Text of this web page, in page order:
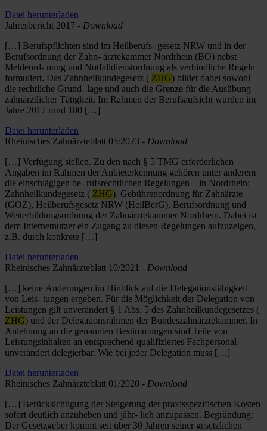
Datei herunterladen
Jahresbericht 2017 - Download
[…] Berufspflichten sind im Heilberufs- gesetz NRW und in der
Berufsordnung der Zahn- ärztekammer Nordrhein (BO) nebst
Meldeord- nung und Notfalldienstordnung als verbindliche Regeln
formuliert. Das Zahnheilkundegesetz ( ZHG) bildet dabei sowohl
die rechtliche Grund- lage und auch die Grenze für die Ausübung
zahnärztlicher Tätigkeit. Im Rahmen der Berufsaufsicht wurden im
Jahre 2017 rund 180 […]
Datei herunterladen
Rheinisches Zahnärzteblatt 05/2023 - Download
[…] Verfügung stellen. Zu den nach § 5 TMG erforderlichen
Angaben im Rahmen der Anbieterkennung gehören unter anderem
die einschlägigen be- rufsrechtlichen Regelungen – in Nordrhein:
Zahnheilkundegesetz ( ZHG), Gebührenordnung für Zahnärzte
(GOZ), Heilberufsgesetz NRW (HeilBerG), Berufsordnung und
Weiterbildungsordnung der Zahnärztekammer Nordrhein. Dabei ist
dem Internetnutzer ein Zugang zu diesen Regelungen aufzuzeigen,
z.B. durch konkrete […]
Datei herunterladen
Rheinisches Zahnärzteblatt 10/2021 - Download
[…] keine Änderungen im Hinblick auf die Delegationsfähigkeit
von Leis- tungen ergeben. Für die Möglichkeit der Delegation von
Leistungen gilt unverändert § 1 Abs. 5 des Zahnheilkundegesetzes (
ZHG) und der Delegationsrahmen der Bundeszahnärztekammer. In
Anlehnung an die genannten Bestimmungen sind Teile von
Leistungsinhalten an entsprechend qualifiziertes Fachpersonal
unverändert delegierbar. Wie bei jeder Delegation muss […]
Datei herunterladen
Rheinisches Zahnärzteblatt 01/2020 - Download
[…] Berücksichtigung der Steigerung der praxisspezifischen Kosten
sofort deutlich anzuheben und jähr- lich anzupassen. Begründung:
Der Gesetzgeber kommt seit über 30 Jahren seiner gesetzlichen